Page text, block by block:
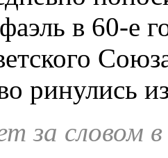
в 60-е
ринулись
за словом